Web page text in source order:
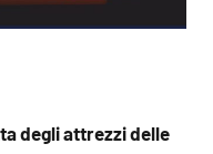
degli attrezzi delle